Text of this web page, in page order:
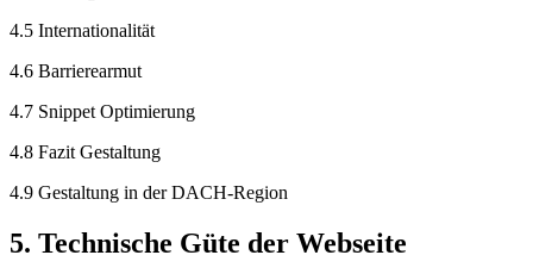
4.5 Internationalität
4.6 Barrierearmut
4.7 Snippet Optimierung
4.8 Fazit Gestaltung
4.9 Gestaltung in der DACH-Region
5. Technische Güte der Webseite